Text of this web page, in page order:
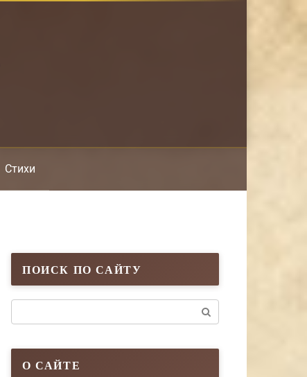
Стихи
ПОИСК ПО САЙТУ
О САЙТЕ